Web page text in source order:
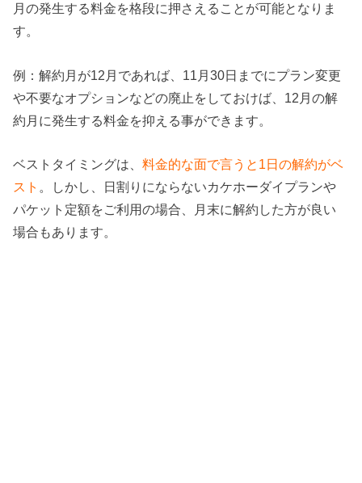
月の発生する料金を格段に押さえることが可能となりま
す。
例：解約月が12月であれば、11月30日までにプラン変更
や不要なオプションなどの廃止をしておけば、12月の解
約月に発生する料金を抑える事ができます。
ベストタイミングは、料金的な面で言うと1日の解約がベ
スト 。しかし、日割りにならないカケホーダイプランや
パケット定額をご利用の場合、月末に解約した方が良い
場合もあります。